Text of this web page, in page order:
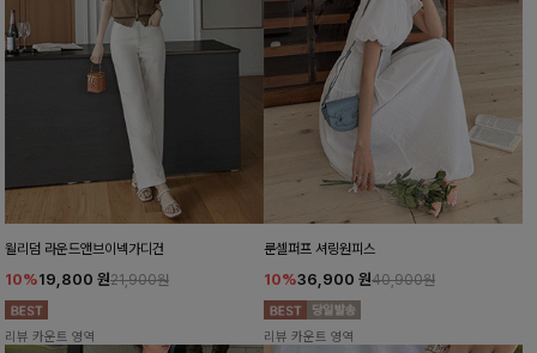
윌리덤 라운드앤브이넥가디건
10%19,800 원21,900원
리뷰 카운트 영역
룬셀퍼프 셔링원피스
10%36,900 원40,900원
리뷰 카운트 영역